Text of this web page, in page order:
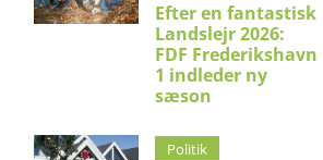
Efter en fantastisk
Landslejr 2026:
FDF Frederikshavn
1 indleder ny
sæson
Politik